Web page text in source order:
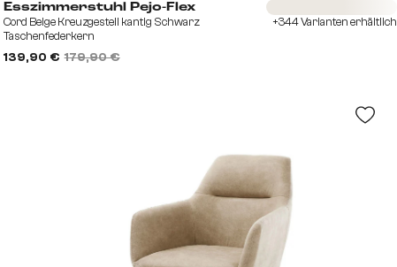
Esszimmerstuhl Pejo-Flex
Cord Beige Kreuzgestell kantig Schwarz
Taschenfederkern
139,90 € 179,90 €
+344 Varianten erhältlich